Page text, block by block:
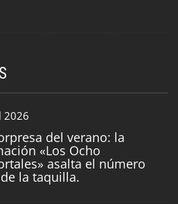
2026
del verano: la
«Los Ocho
asalta el número
la taquilla.